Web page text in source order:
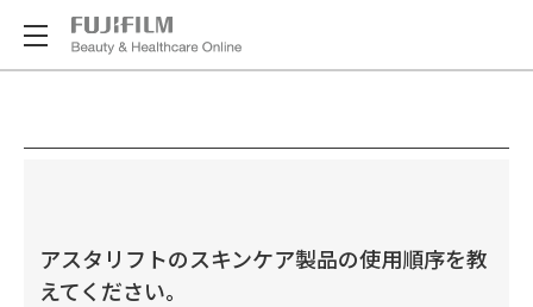
アスタリフトのスキンケア製品の使用順序を教
えてください。